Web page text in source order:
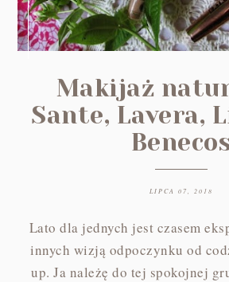
Makijaż
Sante, Lavera,
LIPCA 07, 2018
Lato dla jednych jest czasem
innych wizją odpoczynku od
up. Ja należę do tej spokojnej